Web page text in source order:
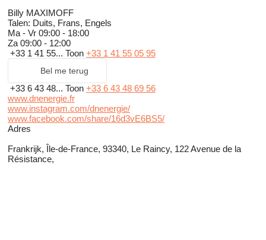
Billy MAXIMOFF
Talen: Duits, Frans, Engels
Ma - Vr 09:00 - 18:00
Za 09:00 - 12:00
+33 1 41 55... Toon +33 1 41 55 05 95
Bel me terug
+33 6 43 48... Toon +33 6 43 48 69 56
www.dnenergie.fr
www.instagram.com/dnenergie/
www.facebook.com/share/16d3vE6BS5/
Adres
Frankrijk, Île-de-France, 93340, Le Raincy, 122 Avenue de la
Résistance,